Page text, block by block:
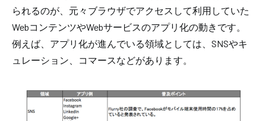
られるのが、元々ブラウザでアクセスして利用していた
WebコンテンツやWebサービスのアプリ化の動きです。
例えば、アプリ化が進んでいる領域としては、SNSやキ
ュレーション、コマースなどがあります。